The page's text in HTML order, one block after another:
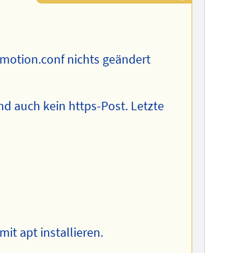
nichts geändert
auch kein https-Post. Letzte
apt installieren.